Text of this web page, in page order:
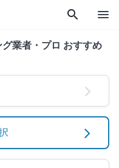
search menu
業者・プロ おすすめ